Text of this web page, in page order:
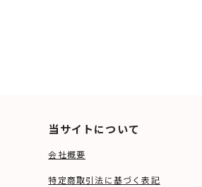
当サイトについて
会社概要
特定商取引法に基づく表記